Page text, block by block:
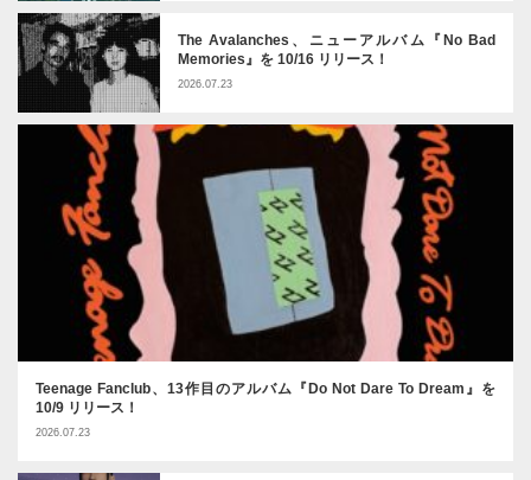
The Avalanches、ニューアルバム『No Bad
Memories』を 10/16 リリース！
2026.07.23
Teenage Fanclub、13作目のアルバム『Do Not Dare To Dream』を
10/9 リリース！
2026.07.23